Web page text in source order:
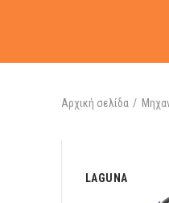
Αρχική σελίδα
LAGUNA